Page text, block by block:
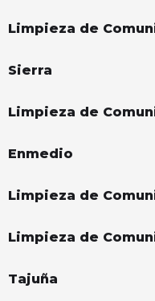
Limpieza de
Sierra
Limpieza de
Enmedio
Limpieza de
Limpieza de
Tajuña